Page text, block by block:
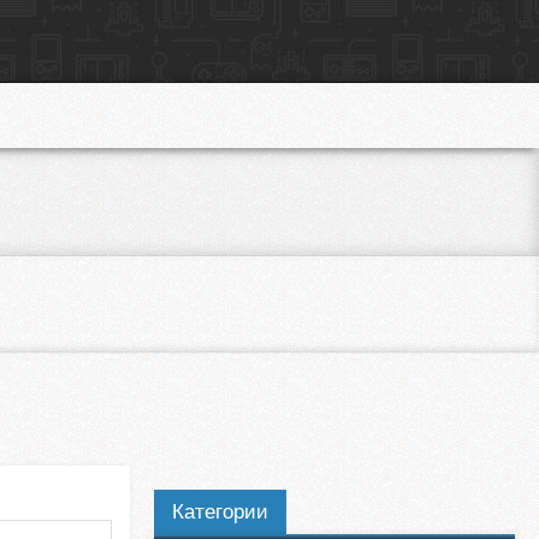
Категории